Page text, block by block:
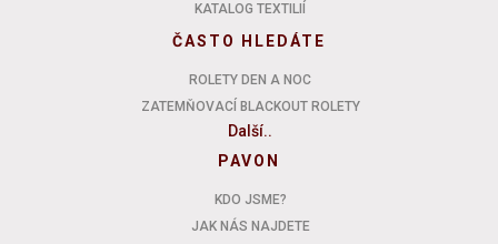
KATALOG TEXTILIÍ
ČASTO HLEDÁTE
ROLETY DEN A NOC
ZATEMŇOVACÍ BLACKOUT ROLETY
Další..
PAVON
KDO JSME?
JAK NÁS NAJDETE